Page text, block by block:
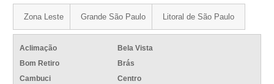
Zona Leste Grande São Paulo Litoral de São Paulo
Aclimação
Bela Vista
Bom Retiro
Brás
Cambuci
Centro